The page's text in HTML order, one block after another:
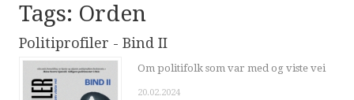
Tags: Orden
Politiprofiler - Bind II
Om politifolk som var med og viste vei
20.02.2024